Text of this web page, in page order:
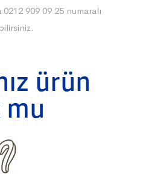
909 09 25 numaralı